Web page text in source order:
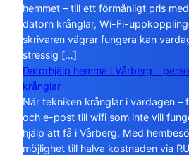
hemmet – till ett förmånligt pris
datorn krånglar, Wi-Fi-
skrivaren vägrar fungera kan
stressig […]
Datorhjälp hemma i Vårberg –
krånglar
När tekniken krånglar i vardagen –
och e-post till wifi som inte vill
hjälp att få i Vårberg. Med
möjlighet till halva kostnaden via